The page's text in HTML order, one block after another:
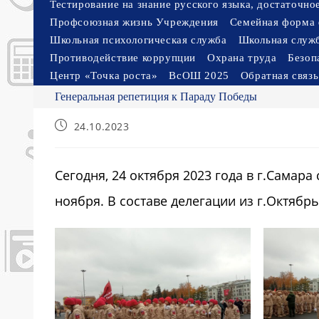
Тестирование на знание русского языка,
Профсоюзная жизнь Учреждения
Семейная форма
Школьная психологическая служба
Школьная
Противодействие коррупции
Охрана труда
Центр «Точка роста»
ВсОШ 2025 Обратная связь
Генеральная репетиция к Параду Победы
Запись24.10.2023
Сегодня, 24 октября 2023 года в
ноября. В составе делегации из